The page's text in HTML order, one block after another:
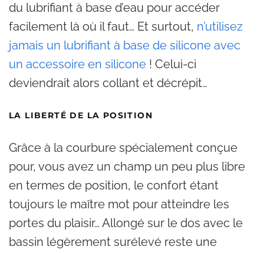
du lubrifiant à base d’eau pour accéder
facilement là où il faut… Et surtout, n’utilisez
jamais un lubrifiant à base de silicone avec
un accessoire en silicone ! Celui-ci
deviendrait alors collant et décrépit…
LA LIBERTÉ DE LA POSITION
Grâce à la courbure spécialement conçue
pour, vous avez un champ un peu plus libre
en termes de position, le confort étant
toujours le maître mot pour atteindre les
portes du plaisir… Allongé sur le dos avec le
bassin légèrement surélevé reste une